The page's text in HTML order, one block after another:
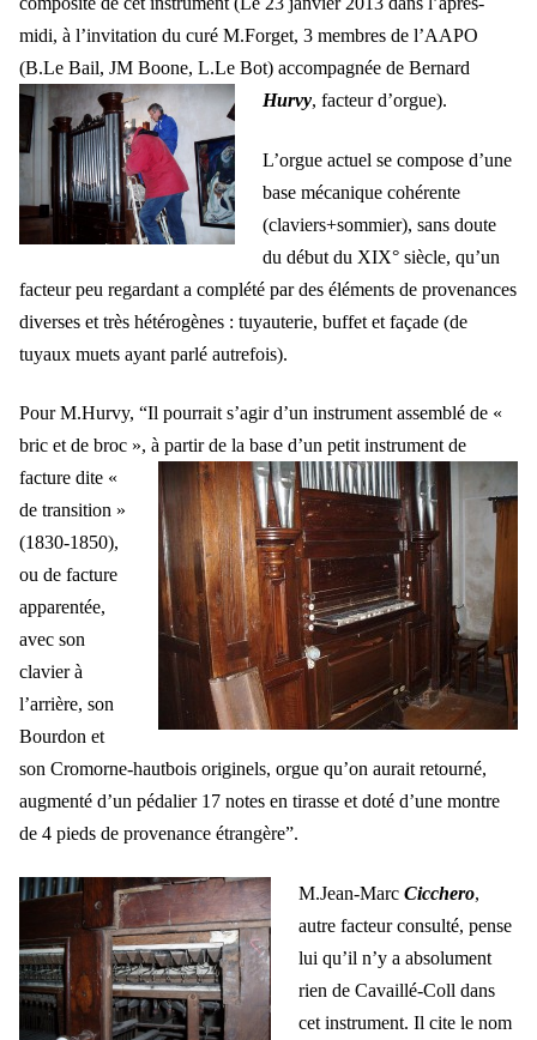
midi, à l’invitation du curé M.Forget, 3 membres de l’AAPO
(B.Le Bail, JM Boone, L.Le Bot) accompagnée de Bernard
Hurvy, facteur d’orgue).
L’orgue actuel se compose d’une
base mécanique cohérente
(claviers+sommier), sans doute
du début du XIX° siècle, qu’un
facteur peu regardant a complété par des éléments de provenances
diverses et très hétérogènes : tuyauterie, buffet et façade (de
tuyaux muets ayant parlé autrefois).
Pour M.Hurvy, “Il pourrait s’agir d’un instrument assemblé de «
bric et de broc », à partirde la base d’un petit instrument de
facture dite «
de transition »
(1830-1850),
ou de facture
apparentée,
avec son
clavier à
l’arrière, son
Bourdon et
son Cromorne-hautbois originels, orgue qu’on aurait retourné,
augmenté d’un pédalier 17 notes en tirasse et doté d’une montre
de 4 pieds de provenance étrangère”.
M.Jean-Marc Cicchero,
autre facteur consulté, pense
lui qu’il n’y a absolument
rien de Cavaillé-Coll dans
cet instrument. Il cite le nom